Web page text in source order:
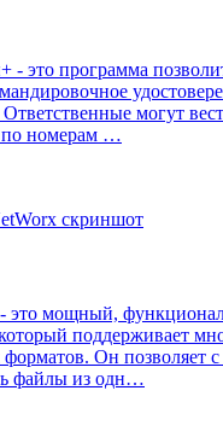
- это программа
могут
по номерам …
это мощный,
поддерживает
Он позволяет с
файлы из одн…